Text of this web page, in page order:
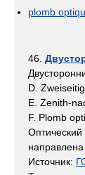
plomb
46.
D.
E. Zenith-
F. Plomb
Оптический
направлена
Источник: